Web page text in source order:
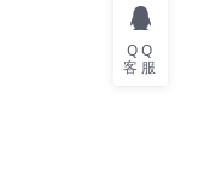
QQ
客服